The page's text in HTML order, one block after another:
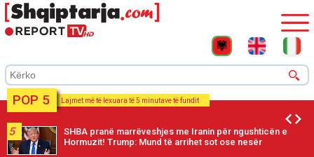
POP 5 Lajmet më të lexuara të 5 minutave të fundit
5
SHBA pranë marrëveshjes me Iranin për ngushticën e
Hormuzit! Trump: Mund të arrihet sot ose nesër